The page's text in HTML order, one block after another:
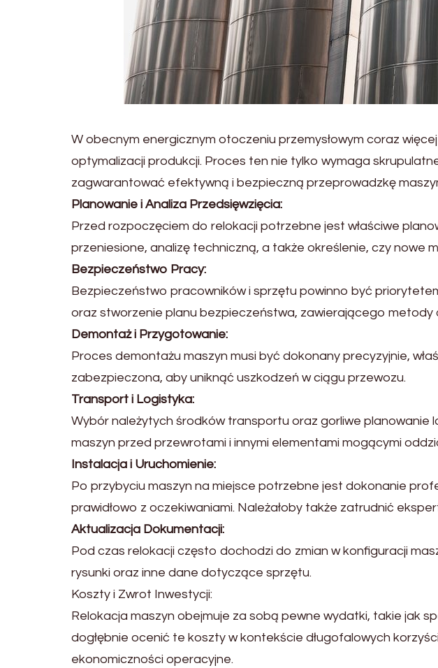
W obecnym energicznym otoczeniu przemysłowym coraz
optymalizacji produkcji. Proces ten nie tylko wymaga
zagwarantować efektywną i bezpieczną przeprowadzkę
Planowanie i Analiza Przedsięwzięcia:
Przed rozpoczęciem do relokacji potrzebne jest właściwe
przeniesione, analizę techniczną, a także określenie, czy nowe
Bezpieczeństwo Pracy:
Bezpieczeństwo pracowników i sprzętu powinno być
oraz stworzenie planu bezpieczeństwa, zawierającego metody
Demontaż i Przygotowanie:
Proces demontażu maszyn musi być dokonany precyzyjnie,
zabezpieczona, aby uniknąć uszkodzeń w ciągu przewozu.
Transport i Logistyka:
Wybór należytych środków transportu oraz gorliwe
maszyn przed przewrotami i innymi elementami mogącymi
Instalacja i Uruchomienie:
Po przybyciu maszyn na miejsce potrzebne jest dokonanie
prawidłowo z oczekiwaniami. Należałoby także zatrudnić
Aktualizacja Dokumentacji:
Pod czas relokacji często dochodzi do zmian w konfiguracji
rysunki oraz inne dane dotyczące sprzętu.
Koszty i Zwrot Inwestycji:
Relokacja maszyn obejmuje za sobą pewne wydatki, takie jak
dogłębnie ocenić te koszty w kontekście długofalowych
ekonomiczności operacyjne.